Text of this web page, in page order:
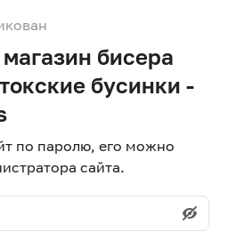
бисера
бусинки -
по паролю, его можно
сайта.